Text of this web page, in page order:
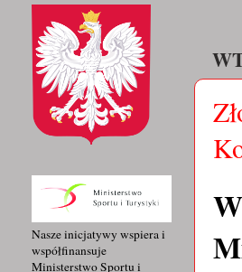
Nasze inicjatywy wspiera i
współfinansuje
Ministerstwo Sportu i